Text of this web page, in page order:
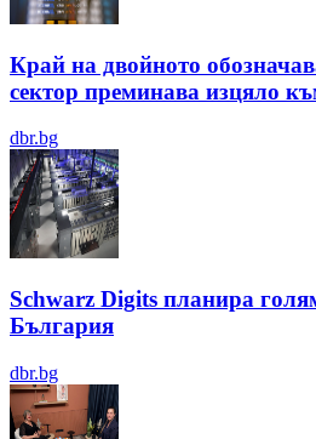
Край на двойното
сектор преминава изцяло
dbr.bg
Schwarz Digits планира
България
dbr.bg